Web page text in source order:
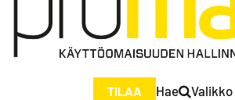
TILAA Hae Valikko